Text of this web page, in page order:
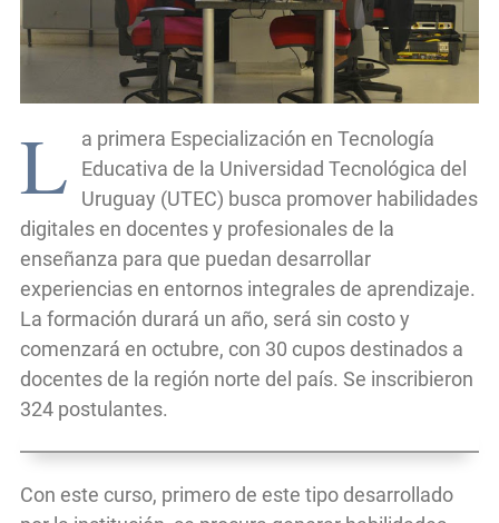
L
a primera Especialización en Tecnología
Educativa de la Universidad Tecnológica del
Uruguay (UTEC) busca promover habilidades
digitales en docentes y profesionales de la
enseñanza para que puedan desarrollar
experiencias en entornos integrales de aprendizaje.
La formación durará un año, será sin costo y
comenzará en octubre, con 30 cupos destinados a
docentes de la región norte del país. Se inscribieron
324 postulantes.
Con este curso, primero de este tipo desarrollado